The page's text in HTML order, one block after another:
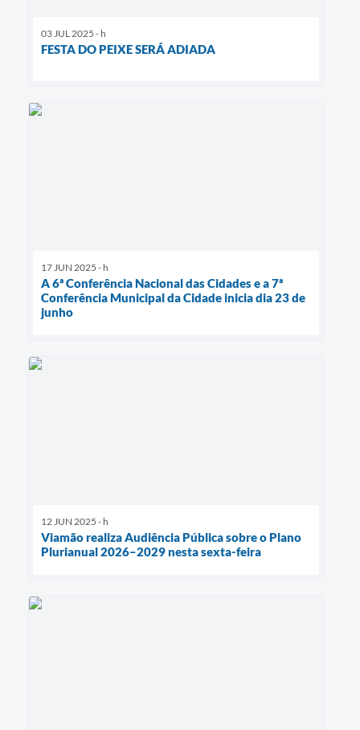
03 JUL 2025 - h
FESTA DO PEIXE SERÁ ADIADA
17 JUN 2025 - h
A 6ª Conferência Nacional das Cidades e a 7ª
Conferência Municipal da Cidade inicia dia 23 de
junho
12 JUN 2025 - h
Viamão realiza Audiência Pública sobre o Plano
Plurianual 2026–2029 nesta sexta-feira